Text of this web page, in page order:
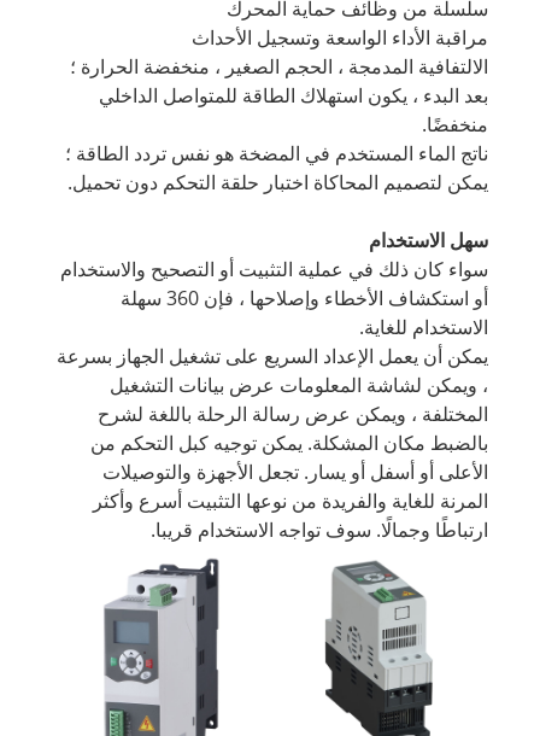
سلسلة من وظائف حماية المحرك
مراقبة الأداء الواسعة وتسجيل الأحداث
الالتفافية المدمجة ، الحجم الصغير ، منخفضة الحرارة ؛
بعد البدء ، يكون استهلاك الطاقة للمتواصل الداخلي
منخفضًا.
ناتج الماء المستخدم في المضخة هو نفس تردد الطاقة ؛
يمكن لتصميم المحاكاة اختبار حلقة التحكم دون تحميل.
سهل الاستخدام
سواء كان ذلك في عملية التثبيت أو التصحيح والاستخدام
أو استكشاف الأخطاء وإصلاحها ، فإن 360 سهلة
الاستخدام للغاية.
يمكن أن يعمل الإعداد السريع على تشغيل الجهاز بسرعة
، ويمكن لشاشة المعلومات عرض بيانات التشغيل
المختلفة ، ويمكن عرض رسالة الرحلة باللغة لشرح
بالضبط مكان المشكلة. يمكن توجيه كبل التحكم من
الأعلى أو أسفل أو يسار. تجعل الأجهزة والتوصيلات
المرنة للغاية والفريدة من نوعها التثبيت أسرع وأكثر
ارتباطًا وجمالًا. سوف تواجه الاستخدام قريبا.